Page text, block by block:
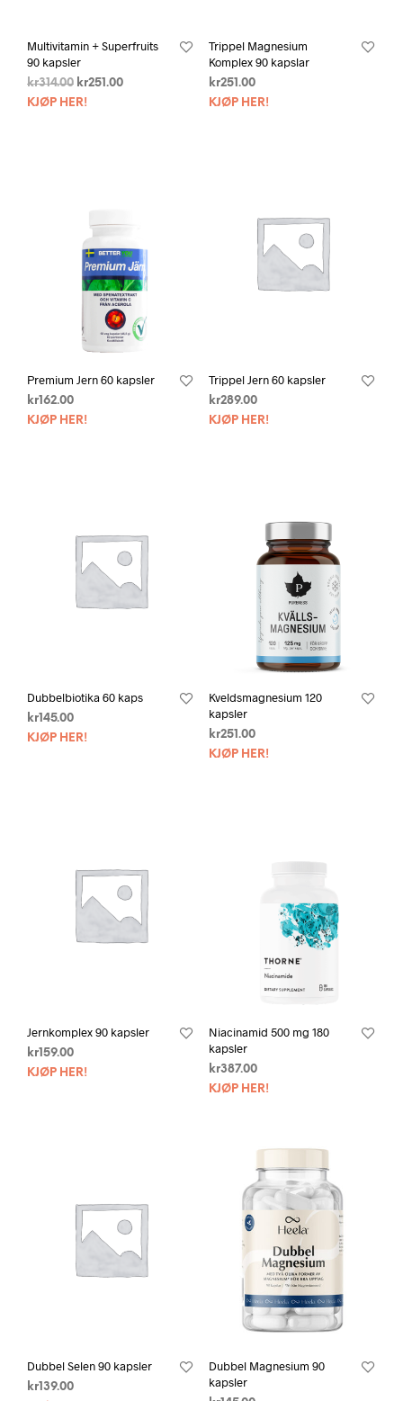
Multivitamin + Superfruits
90 kapsler
kr314.00 kr251.00
KJØP HER!
Trippel Magnesium
Komplex 90 kapslar
kr251.00
KJØP HER!
Premium Jern 60 kapsler
kr 162.00
KJØP HER!
Trippel Jern 60 kapsler
kr289.00
KJØP HER!
Dubbelbiotika 60 kaps
kr 145.00
KJØP HER!
Kveldsmagnesium 120
kapsler
kr251.00
KJØP HER!
Jernkomplex 90 kapsler
kr159.00
KJØP HER!
Niacinamid 500 mg 180
kapsler
kr387.00
KJØP HER!
Dubbel Selen 90 kapsler
kr 139.00
Dubbel Magnesium 90
kapsler